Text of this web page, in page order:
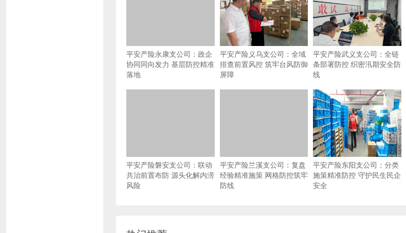
平安产险永康支公司：政企
协同同向发力 基层防控精准
落地
平安产险义乌支公司：全域
排查前置风控 筑牢台风防御
屏障
平安产险武义支公司：全链
条部署防控 织密汛期安全防
线
平安产险磐安支公司：联动
共治前置布防 源头化解内涝
风险
平安产险兰溪支公司：复盘
经验精准施策 网格防控筑牢
防线
平安产险东阳支公司：分类
施策精准防控 守护民生民企
安全